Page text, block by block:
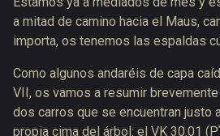
a mitad de camino hacia el Maus,
importa, os tenemos las espaldas
Como algunos andaréis de capa
VII, os vamos a resumir
dos carros que se encuentran justo
propia cima del árbol: el VK 30.01